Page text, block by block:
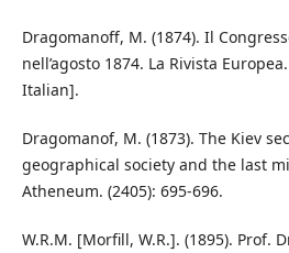
Dragomanoff, М. (1874). Il
nell’agosto 1874. La Rivista
Italian].
Dragomanof, М. (1873). The Kiev
geographical society and the last
Atheneum. (2405): 695-696.
W.R.M. [Morfill, W.R.]. (1895). Prof.